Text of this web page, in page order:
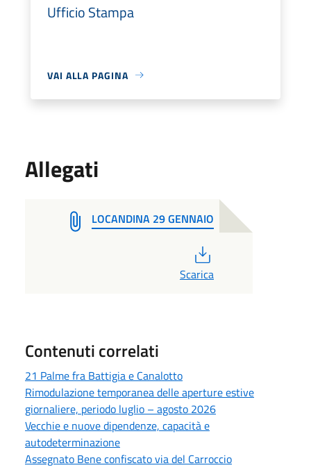
Ufficio Stampa
VAI ALLA PAGINA
Allegati
LOCANDINA 29 GENNAIO
Scarica
Contenuti correlati
21 Palme fra Battigia e Canalotto
Rimodulazione temporanea delle aperture estive
giornaliere, periodo luglio – agosto 2026
Vecchie e nuove dipendenze, capacità e
autodeterminazione
Assegnato Bene confiscato via del Carroccio